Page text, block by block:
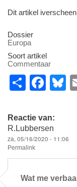
Dit artikel
Dossier
Europa
Soort artikel
Commentaar
S
ar
e
F
c
e
b
o
o
y
Reactie van:
R.Lubbersen
za, 05/16/2020 - 11:06
Permalink
Wat me